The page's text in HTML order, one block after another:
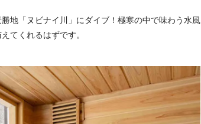
地「ヌビナイ川」にダイブ！極寒の中で味わう水風
てくれるはずです。